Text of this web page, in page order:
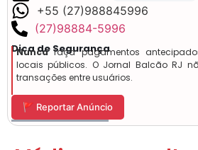
+55 (27)988845996
(27)98884-5996
Dica de Segurança
Nuncafaça pagamentos
locais públicos. O Jornal Balcão RJ
transações entre usuários.
🚩 Reportar Anúncio